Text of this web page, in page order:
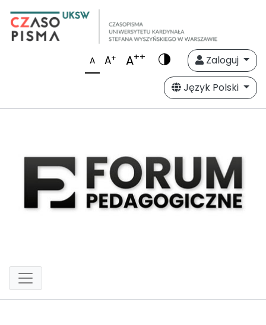
A A+ A++
Zaloguj
Język Polski